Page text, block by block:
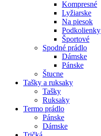
Kompresné
Lyžiarske
Na piesok
Podkolienky
Športové
Spodné prádlo
Dámske
Pánske
Štucne
Tašky a ruksaky
Tašky
Ruksaky
Termo prádlo
Pánske
Dámske